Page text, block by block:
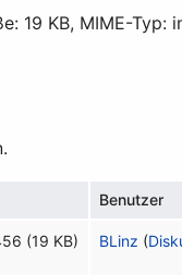
19 KB, MIME-Typ:
Benutzer
(19 KB) BLinz (